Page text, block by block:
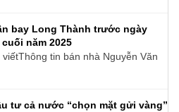
bay Long Thành trước ngày
năm 2025
viếtThông tin bán nhà Nguyễn Văn
tư cả nước “chọn mặt gửi vàng”